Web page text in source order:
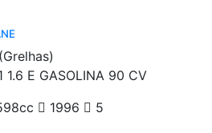
1.6 E GASOLINA 90 CV
1996 5